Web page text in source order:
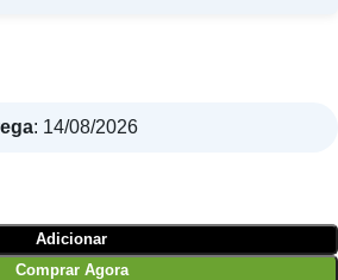
: 14/08/2026
Adicionar
Comprar Agora